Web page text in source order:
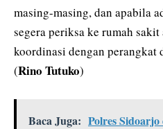
masing-masing, dan apabila
segera periksa ke rumah
koordinasi dengan perangkat
(Rino Tutuko)
Baca Juga: Polres